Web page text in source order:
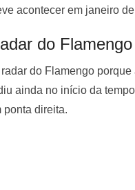
acontecer em janeiro
do Flamengo
do Flamengo porque
ainda no início da
ponta direita.